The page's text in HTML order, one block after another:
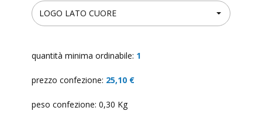
quantità minima ordinabile: 1
prezzo confezione: 25,10 €
peso confezione: 0,30 Kg